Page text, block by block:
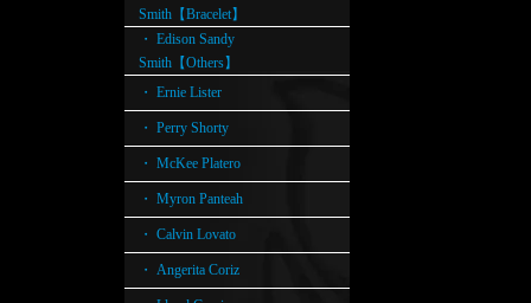
Smith【Bracelet】
・ Edison Sandy
Smith【Others】
・ Ernie Lister
・ Perry Shorty
・ McKee Platero
・ Myron Panteah
・ Calvin Lovato
・ Angerita Coriz